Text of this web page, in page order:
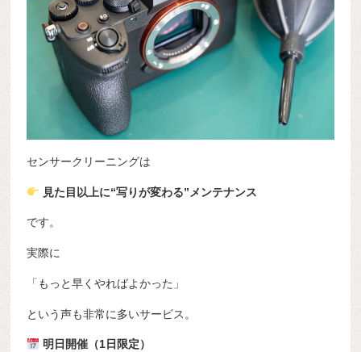
センサークリーニングは
見た目以上に“写りが変わる”メンテナンス
です。
実際に
「もっと早くやればよかった」
という声も非常に多いサービス。
明日開催（1日限定）